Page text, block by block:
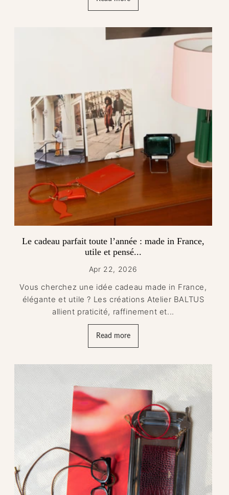
Le cadeau parfait toute l’année : made in France,
utile et pensé...
Apr 22, 2026
Vous cherchez une idée cadeau made in France,
élégante et utile ? Les créations Atelier BALTUS
allient praticité, raffinement et...
Read more